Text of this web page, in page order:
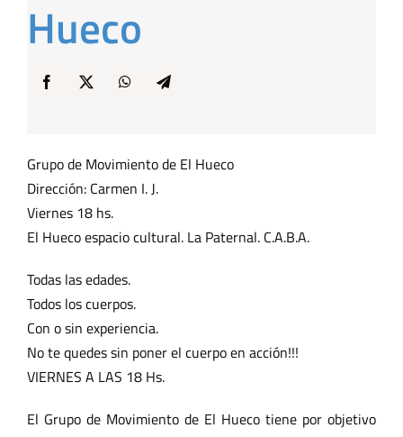
… y Cigarras
Hueco
Grupo de Movimiento de El Hueco
Dirección: Carmen I. J.
Viernes 18 hs.
El Hueco espacio cultural. La Paternal. C.A.B.A.
Todas las edades.
Todos los cuerpos.
Con o sin experiencia.
No te quedes sin poner el cuerpo en acción!!!
VIERNES A LAS 18 Hs.
El Grupo de Movimiento de El Hueco tiene por objetivo